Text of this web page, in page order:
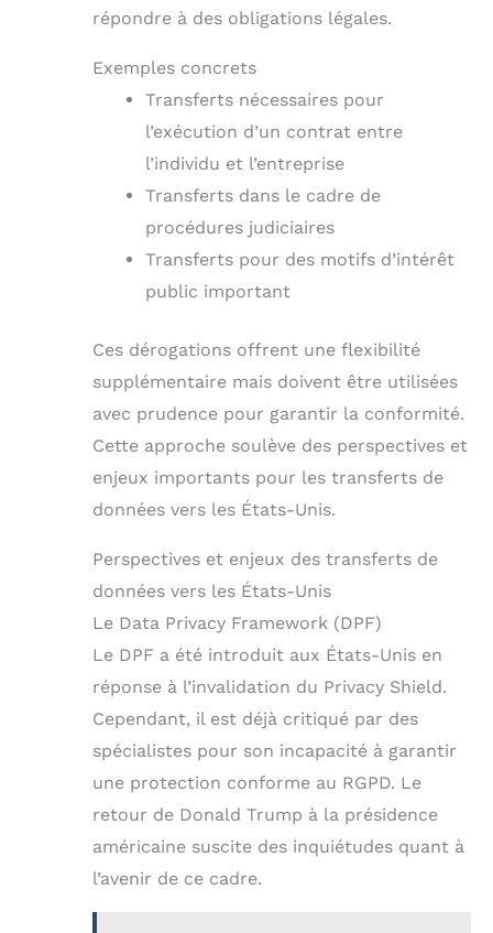
répondre à des obligations légales.
Exemples concrets
Transferts nécessaires pour
l’exécution d’un contrat entre
l’individu et l’entreprise
Transferts dans le cadre de
procédures judiciaires
Transferts pour des motifs d’intérêt
public important
Ces dérogations offrent une flexibilité
supplémentaire mais doivent être utilisées
avec prudence pour garantir la conformité.
Cette approche soulève des perspectives et
enjeux importants pour les transferts de
données vers les États-Unis.
Perspectives et enjeux des transferts de
données vers les États-Unis
Le Data Privacy Framework (DPF)
Le DPF a été introduit aux États-Unis en
réponse à l’invalidation du Privacy Shield.
Cependant, il est déjà critiqué par des
spécialistes pour son incapacité à garantir
une protection conforme au RGPD. Le
retour de Donald Trump à la présidence
américaine suscite des inquiétudes quant à
l’avenir de ce cadre.